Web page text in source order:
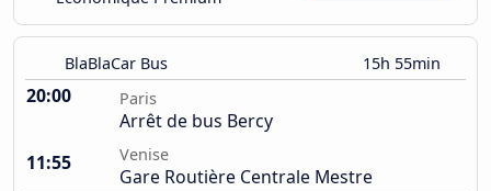
BlaBlaCar Bus 15h 55min
20:00 Paris
Arrêt de bus Bercy
11:55
Venise
Gare Routière Centrale Mestre